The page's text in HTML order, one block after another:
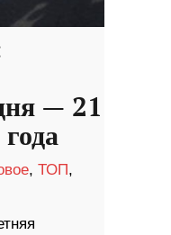
— 21
, ТОП,